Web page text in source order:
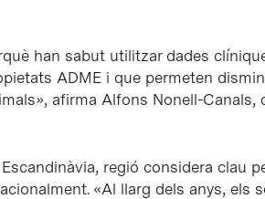
han sabut utilitzar dades
ADME i que permeten
afirma Alfons Nonell-Canals,
regió considera clau
«Al llarg dels anys, els